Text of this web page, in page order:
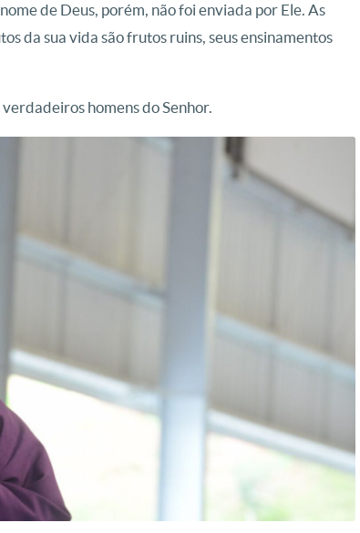
de Deus, porém, não foi enviada por Ele. As
da sua vida são frutos ruins, seus ensinamentos
homens do Senhor.